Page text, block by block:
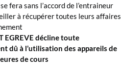
fera sans l’accord de l’entraineur
à récupérer toutes leurs affaires
EGREVE décline toute
dû à l’utilisation des appareils de
de cours